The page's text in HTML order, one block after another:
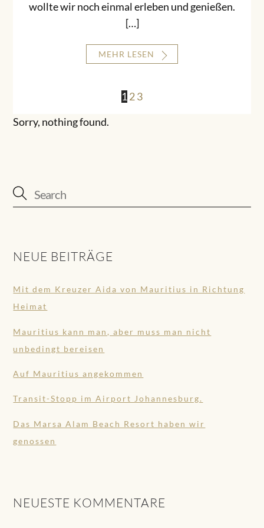
wollte wir noch einmal erleben und genießen.
[…]
MEHR LESEN
1 23
Sorry, nothing found.
NEUE BEITRÄGE
Mit dem Kreuzer Aida von Mauritius in Richtung
Heimat
Mauritius kann man, aber muss man nicht
unbedingt bereisen
Auf Mauritius angekommen
Transit-Stopp im Airport Johannesburg.
Das Marsa Alam Beach Resort haben wir
genossen
NEUESTE KOMMENTARE